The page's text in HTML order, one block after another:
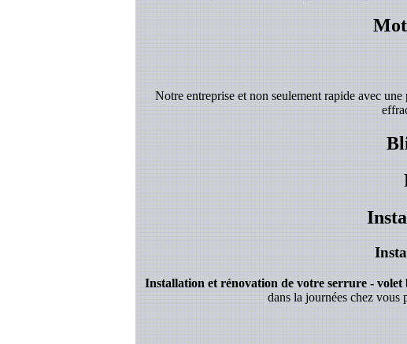
Notre entreprise et non seulement rapide avec
Installation et rénovation de votre serrure -
dans la journées chez vous